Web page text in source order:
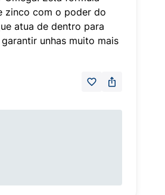
zinco com o poder do
atua de dentro para
unhas muito mais